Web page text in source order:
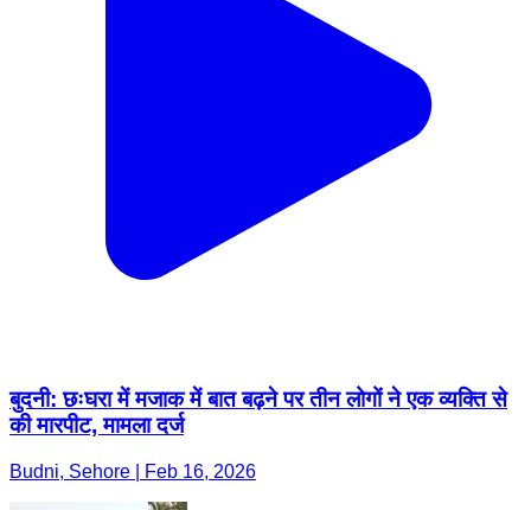
बुदनी: छःघरा में मजाक में बात बढ़ने पर तीन लोगों ने एक व्यक्ति से
की मारपीट, मामला दर्ज
Budni, Sehore | Feb 16, 2026